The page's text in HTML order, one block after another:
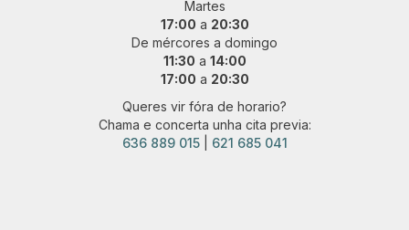
Martes
17:00 a 20:30
De mércores a domingo
11:30 a 14:00
17:00 a 20:30
Queres vir fóra de horario?
Chama e concerta unha cita previa:
636 889 015| 621 685 041